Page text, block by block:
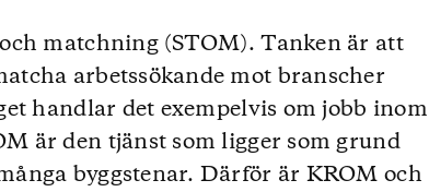
matchning (STOM). Tanken är att
arbetssökande mot branscher
handlar det exempelvis om jobb inom
är den tjänst som ligger som grund
byggstenar. Därför är KROM och